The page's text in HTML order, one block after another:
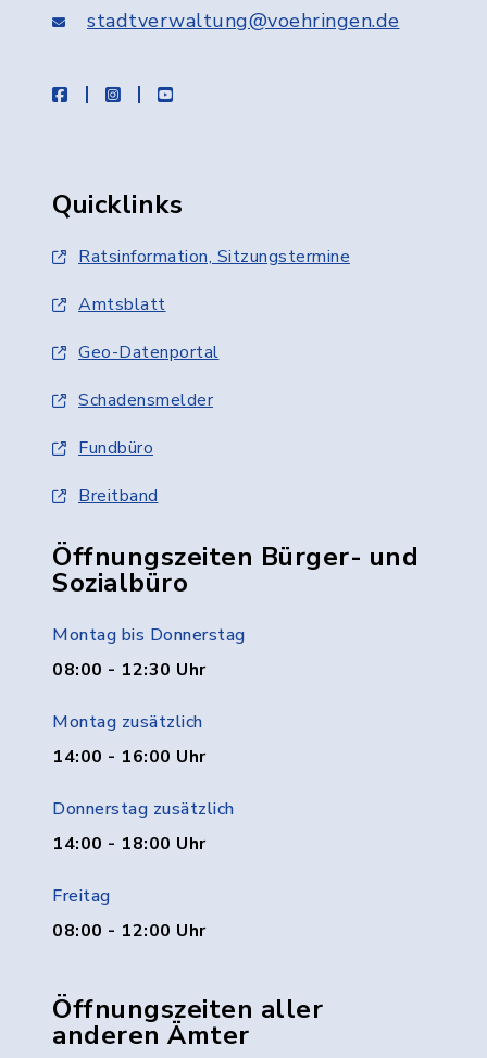
stadtverwaltung@voehringen.de
facebookinstagramyoutube
Quicklinks
Ratsinformation, Sitzungstermine
Amtsblatt
Geo-Datenportal
Schadensmelder
Fundbüro
Breitband
Öffnungszeiten Bürger- und
Sozialbüro
Montag bis Donnerstag
08:00 - 12:30 Uhr
Montag zusätzlich
14:00 - 16:00 Uhr
Donnerstag zusätzlich
14:00 - 18:00 Uhr
Freitag
08:00 - 12:00 Uhr
Öffnungszeiten aller
anderen Ämter